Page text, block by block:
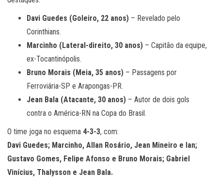
Davi Guedes (Goleiro, 22 anos) – Revelado pelo
Corinthians.
Marcinho (Lateral-direito, 30 anos) – Capitão da equipe,
ex-Tocantinópolis.
Bruno Morais (Meia, 35 anos) – Passagens por
Ferroviária-SP e Arapongas-PR.
Jean Bala (Atacante, 30 anos) – Autor de dois gols
contra o América-RN na Copa do Brasil.
O time joga no esquema 4-3-3, com:
Davi Guedes; Marcinho, Allan Rosário, Jean Mineiro e Ian;
Gustavo Gomes, Felipe Afonso e Bruno Morais; Gabriel
Vinícius, Thalysson e Jean Bala.